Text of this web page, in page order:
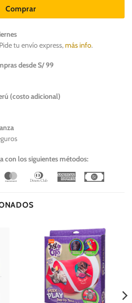
Comprar
tu envío express,más info.
desde S/ 99
(costo adicional)
con los siguientes métodos:
MasterCardDinners
American